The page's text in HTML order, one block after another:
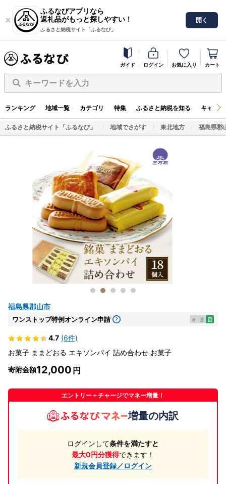
ふるなびアプリなら
返礼品がもっと探しやすい！
ふるさと納税サイト「ふるなび」
開く
ガイド ログイン お気に入り カート
キーワードを入力
ランキング 地域一覧 カテゴリ 特集 ふるさと納税を知る キャン
ふるさと納税サイト「ふるなび」 地域でさがす 東北地方 福島県郡
福島県郡山市
ワンストップ特例オンライン申請 e ま 自
4.7 (6件)
お菓子 ままどおる エキソンパイ 詰め合わせ お菓子
寄附金額12,000
エントリー＋チャージでマネー増量！
増量の内訳
ログインして条件を満たすと
最大0円分獲得できます！
新規会員登録／ログイン